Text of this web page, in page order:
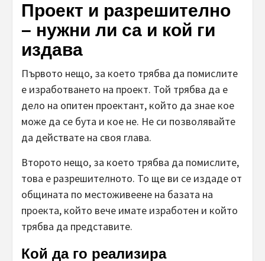
Проект и разрешително
– нужни ли са и кой ги
издава
Първото нещо, за което трябва да помислите
е изработването на проект. Той трябва да е
дело на опитен проектант, който да знае кое
може да се бута и кое не. Не си позволявайте
да действате на своя глава.
Второто нещо, за което трябва да помислите,
това е разрешителното. То ще ви се издаде от
общината по местоживеене на базата на
проекта, който вече имате изработен и който
трябва да представите.
Кой да го реализира